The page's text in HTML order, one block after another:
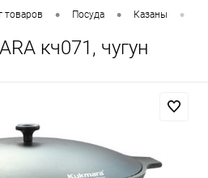
товаров • Посуда • Казаны •
кч071, чугун